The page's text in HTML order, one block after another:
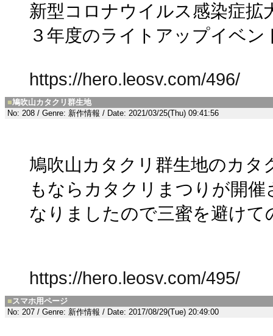
新型コロナウイルス感染症拡
３年度のライトアップイベ
https://hero.leosv.com/496/
■鳩吹山カタクリ群生地
No: 208 / Genre: 新作情報 / Date: 2021/03/25(Thu) 09:41:56
鳩吹山カタクリ群生地のカ
もならカタクリまつりが開
なりましたので三蜜を避け
https://hero.leosv.com/495/
■スマホ用ページ
No: 207 / Genre: 新作情報 / Date: 2017/08/29(Tue) 20:49:00